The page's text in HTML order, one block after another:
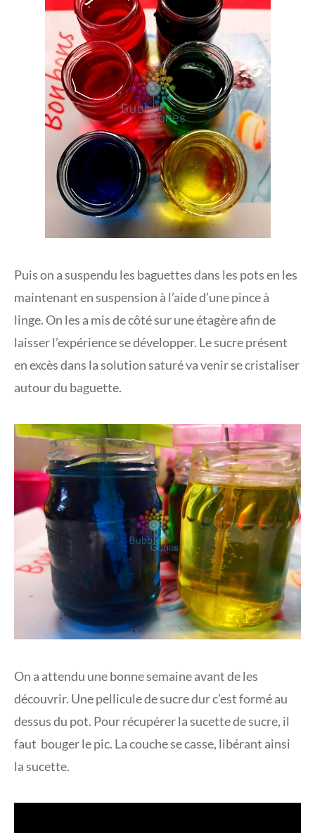
Puis on a suspendu les baguettes dans les pots en les
maintenant en suspension à l’aide d’une pince à
linge. On les a mis de côté sur une étagère afin de
laisser l’expérience se développer. Le sucre présent
en excès dans la solution saturé va venir se cristaliser
autour du baguette.
On a attendu une bonne semaine avant de les
découvrir. Une pellicule de sucre dur c’est formé au
dessus du pot. Pour récupérer la sucette de sucre, il
faut bouger le pic. La couche se casse, libérant ainsi
la sucette.